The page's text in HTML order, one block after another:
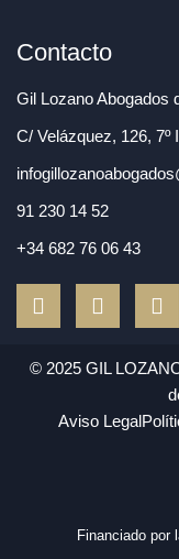
Contacto
Gil Lozano Abogados
C/ Velázquez, 126, 7º
91 230 14 52
+34 682 76 06 43
F
a
e
b
T
w
t
t
r
L
i
k
e
i
© 2025 GIL
Aviso Legal
Financiado por